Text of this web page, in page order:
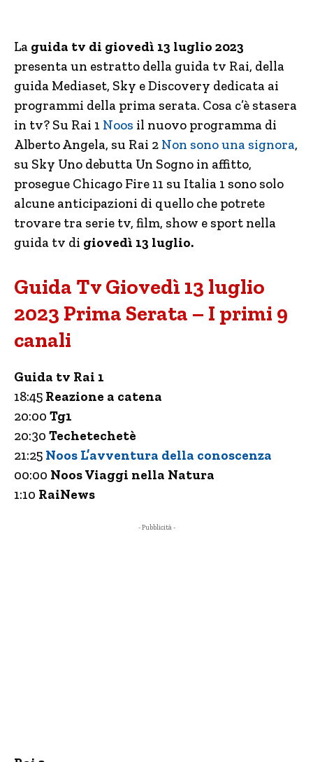
La guida tv di giovedì 13 luglio 2023
presenta un estratto della guida tv Rai, della
guida Mediaset, Sky e Discovery dedicata ai
programmi della prima serata. Cosa c’è stasera
in tv? Su Rai 1 Noos il nuovo programma di
Alberto Angela, su Rai 2 Non sono una signora,
su Sky Uno debutta Un Sogno in affitto,
prosegue Chicago Fire 11 su Italia 1 sono solo
alcune anticipazioni di quello che potrete
trovare tra serie tv, film, show e sport nella
guida tv di giovedì 13 luglio.
Guida Tv Giovedì 13 luglio
2023 Prima Serata – I primi 9
canali
Guida tv Rai 1
18:45 Reazione a catena
20:00 Tg1
20:30 Techetechetè
21:25 Noos L’avventura della conoscenza
00:00 Noos Viaggi nella Natura
1:10 RaiNews
- Pubblicità -